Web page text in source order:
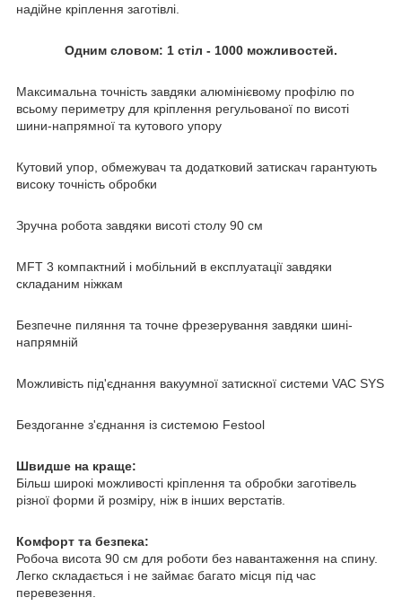
надійне кріплення заготівлі.
Одним словом: 1 стіл - 1000 можливостей.
Максимальна точність завдяки алюмінієвому профілю по
всьому периметру для кріплення регульованої по висоті
шини-напрямної та кутового упору
Кутовий упор, обмежувач та додатковий затискач гарантують
високу точність обробки
Зручна робота завдяки висоті столу 90 см
MFT 3 компактний і мобільний в експлуатації завдяки
складаним ніжкам
Безпечне пиляння та точне фрезерування завдяки шині-
напрямній
Можливість під'єднання вакуумної затискної системи VAC SYS
Бездоганне з'єднання із системою Festool
Швидше на краще:
Більш широкі можливості кріплення та обробки заготівель
різної форми й розміру, ніж в інших верстатів.
Комфорт та безпека:
Робоча висота 90 см для роботи без навантаження на спину.
Легко складається і не займає багато місця під час
перевезення.